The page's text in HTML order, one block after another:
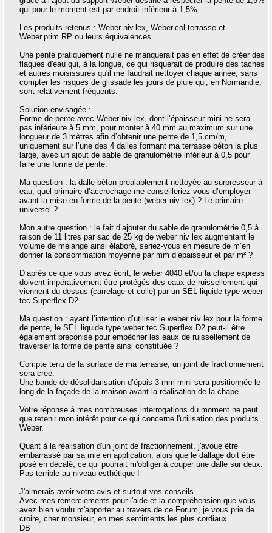
qui pour le moment est par endroit inférieur à 1,5%.
Les produits retenus : Weber niv.lex, Weber.col terrasse et
Weber.prim RP ou leurs équivalences.
Une pente pratiquement nulle ne manquerait pas en effet de créer des
flaques d'eau qui, à la longue, ce qui risquerait de produire des taches
et autres moisissures qu'il me faudrait nettoyer chaque année, sans
compter les risques de glissade les jours de pluie qui, en Normandie,
sont relativement fréquents.
Solution envisagée :
Forme de pente avec Weber niv lex, dont l’épaisseur mini ne sera
pas inférieure à 5 mm, pour monter à 40 mm au maximum sur une
longueur de 3 mètres afin d’obtenir une pente de 1,5 cm/m,
uniquement sur l’une des 4 dalles formant ma terrasse béton la plus
large, avec un ajout de sable de granulométrie inférieur à 0,5 pour
faire une forme de pente.
Ma question : la dalle béton préalablement nettoyée au surpresseur à
eau, quel primaire d’accrochage me conseilleriez-vous d’employer
avant la mise en forme de la pente (weber niv lex) ? Le primaire
universel ?
Mon autre question : le fait d’ajouter du sable de granulométrie 0,5 à
raison de 11 litres par sac de 25 kg de weber niv lex augmentant le
volume de mélange ainsi élaboré, seriez-vous en mesure de m’en
donner la consommation moyenne par mm d’épaisseur et par m² ?
D’après ce que vous avez écrit, le weber 4040 et/ou la chape express
doivent impérativement être protégés des eaux de ruissellement qui
viennent du dessus (carrelage et colle) par un SEL liquide type weber
tec Superflex D2.
Ma question : ayant l’intention d’utiliser le weber niv lex pour la forme
de pente, le SEL liquide type weber tec Superflex D2 peut-il être
également préconisé pour empêcher les eaux de ruissellement de
traverser la forme de pente ainsi constituée ?
Compte tenu de la surface de ma terrasse, un joint de fractionnement
sera créé.
Une bande de désolidarisation d’épais 3 mm mini sera positionnée le
long de la façade de la maison avant la réalisation de la chape.
Votre réponse à mes nombreuses interrogations du moment ne peut
que retenir mon intérêt pour ce qui concerne l'utilisation des produits
Weber.
Quant à la réalisation d'un joint de fractionnement, j'avoue être
embarrassé par sa mie en application, alors que le dallage doit être
posé en décalé, ce qui pourrait m'obliger à couper une dalle sur deux.
Pas terrible au niveau esthétique !
J'aimerais avoir votre avis et surtout vos conseils.
Avec mes remerciements pour l'aide et la compréhension que vous
avez bien voulu m'apporter au travers de ce Forum, je vous prie de
croire, cher monsieur, en mes sentiments les plus cordiaux.
DB